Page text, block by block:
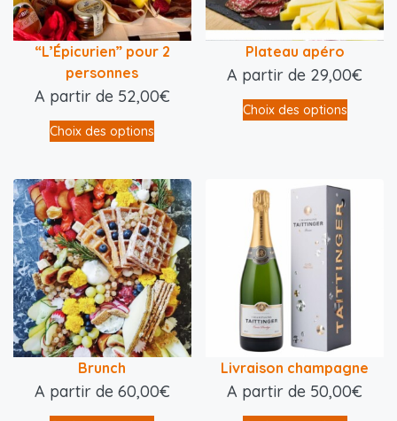
“L’Épicurien” pour 2
personnes
A partir de 52,00€
Choix des options
Plateau apéro
A partir de 29,00€
Choix des options
Brunch
A partir de 60,00€
Livraison champagne
A partir de 50,00€